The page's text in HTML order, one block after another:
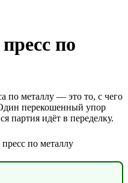
по
по металлу — это то, с чего
Один перекошенный упор
партия идёт в переделку.